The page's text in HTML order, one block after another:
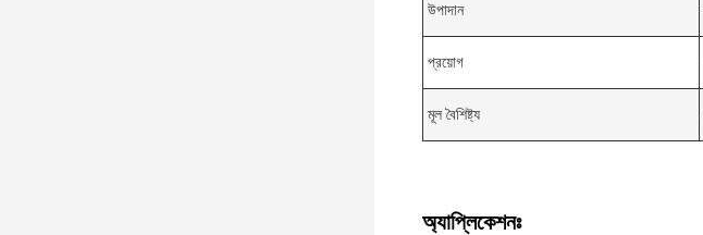
উপাদান
প্রয়োগ
মূল বৈশিষ্ট্য
অ্যাপ্লিকেশনঃ